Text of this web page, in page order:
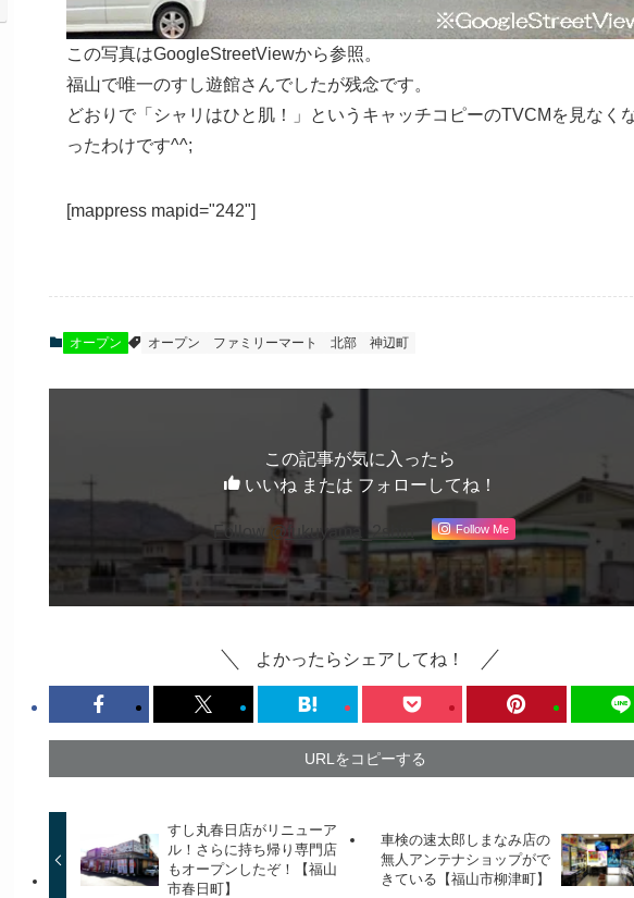
この写真はGoogleStreetViewから参照。
福山で唯一のすし遊館さんでしたが残念です。
どおりで「シャリはひと肌！」というキャッチコピーのTVCMを見なく
ったわけです^^;
[mappress mapid="242"]
オープン オープン ファミリーマート 北部 神辺町
この記事が気に入ったら
いいね または フォローしてね！
Follow @fukuyama_2shin Follow Me
よかったらシェアしてね！
URLをコピーする
すし丸春日店がリニューア
ル！さらに持ち帰り専門店
もオープンしたぞ！【福山
市春日町】
車検の速太郎しまなみ店の
無人アンテナショップがで
きている【福山市柳津町】